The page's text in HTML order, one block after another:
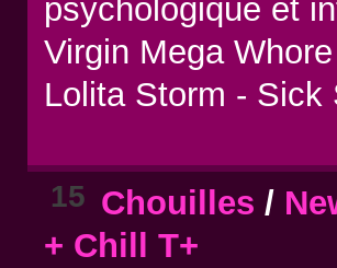
psychologique et
Virgin Mega
Lolita Storm - Sick
15 Chouilles /
+ Chill T+